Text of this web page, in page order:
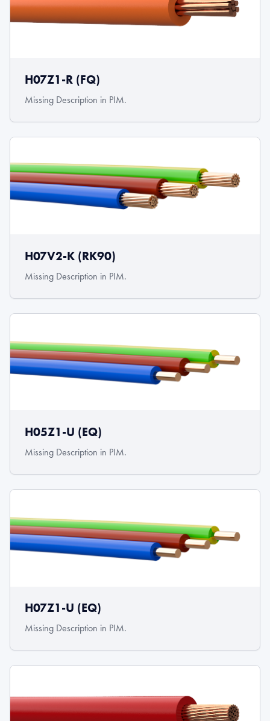
H07Z1-R (FQ)
Missing Description in PIM.
H07V2-K (RK90)
Missing Description in PIM.
H05Z1-U (EQ)
Missing Description in PIM.
H07Z1-U (EQ)
Missing Description in PIM.